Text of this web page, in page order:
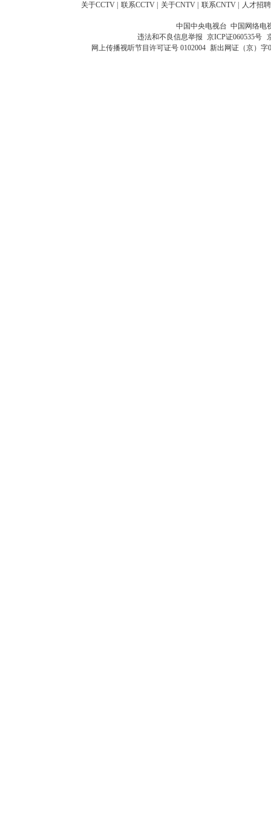
关于CCTV 联系CCTV 关于CNTV 联系CNTV 人才招聘
中国中央电视台 中国网络电
违法和不良信息举报 京ICP证060535号
网上传播视听节目许可证号 0102004 新出网证（京）